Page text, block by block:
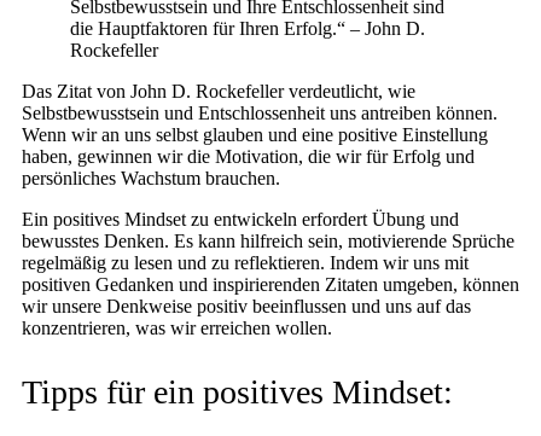
Selbstbewusstsein und Ihre Entschlossenheit sind
die Hauptfaktoren für Ihren Erfolg.“ – John D.
Rockefeller
Das Zitat von John D. Rockefeller verdeutlicht, wie
Selbstbewusstsein und Entschlossenheit uns antreiben können.
Wenn wir an uns selbst glauben und eine positive Einstellung
haben, gewinnen wir die Motivation, die wir für Erfolg und
persönliches Wachstum brauchen.
Ein positives Mindset zu entwickeln erfordert Übung und
bewusstes Denken. Es kann hilfreich sein, motivierende Sprüche
regelmäßig zu lesen und zu reflektieren. Indem wir uns mit
positiven Gedanken und inspirierenden Zitaten umgeben, können
wir unsere Denkweise positiv beeinflussen und uns auf das
konzentrieren, was wir erreichen wollen.
Tipps für ein positives Mindset: